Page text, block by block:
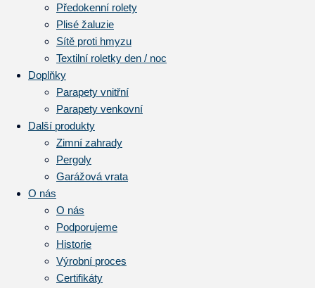
Předokenní rolety
Plisé žaluzie
Sítě proti hmyzu
Textilní roletky den / noc
Doplňky
Parapety vnitřní
Parapety venkovní
Další produkty
Zimní zahrady
Pergoly
Garážová vrata
O nás
O nás
Podporujeme
Historie
Výrobní proces
Certifikáty